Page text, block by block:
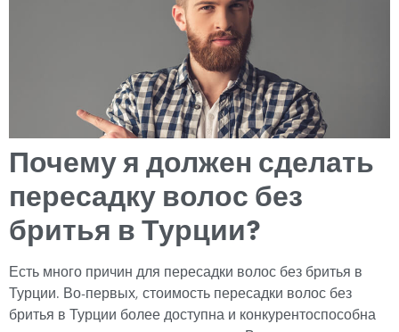
Почему я должен сделать
пересадку волос без
бритья в Турции?
Есть много причин для пересадки волос без бритья в
Турции. Во-первых, стоимость пересадки волос без
бритья в Турции более доступна и конкурентоспособна